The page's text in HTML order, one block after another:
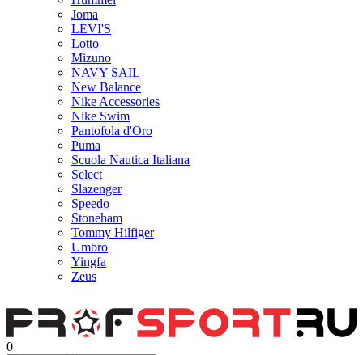
Joma
LEVI'S
Lotto
Mizuno
NAVY SAIL
New Balance
Nike Accessories
Nike Swim
Pantofola d'Oro
Puma
Scuola Nautica Italiana
Select
Slazenger
Speedo
Stoneham
Tommy Hilfiger
Umbro
Yingfa
Zeus
0